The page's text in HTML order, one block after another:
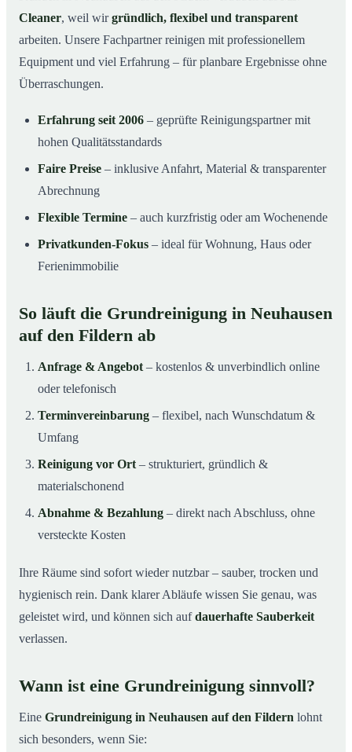
Cleaner, weil wirgründlich, flexibel und transparent
arbeiten. Unsere Fachpartner reinigen mit professionellem
Equipment und viel Erfahrung – für planbare Ergebnisse ohne
Überraschungen.
Erfahrung seit 2006 – geprüfte Reinigungspartner mit
hohen Qualitätsstandards
Faire Preise – inklusive Anfahrt, Material & transparenter
Abrechnung
Flexible Termine – auch kurzfristig oder am Wochenende
Privatkunden-Fokus – ideal für Wohnung, Haus oder
Ferienimmobilie
So läuft die Grundreinigung in Neuhausen
auf den Fildern ab
Anfrage & Angebot – kostenlos & unverbindlich online
oder telefonisch
Terminvereinbarung – flexibel, nach Wunschdatum &
Umfang
Reinigung vor Ort – strukturiert, gründlich &
materialschonend
Abnahme & Bezahlung – direkt nach Abschluss, ohne
versteckte Kosten
Ihre Räume sind sofort wieder nutzbar – sauber, trocken und
hygienisch rein. Dank klarer Abläufe wissen Sie genau, was
geleistet wird, und können sich aufdauerhafte Sauberkeit
verlassen.
Wann ist eine Grundreinigung sinnvoll?
Eine Grundreinigung in Neuhausen auf den Fildern lohnt
sich besonders, wenn Sie: